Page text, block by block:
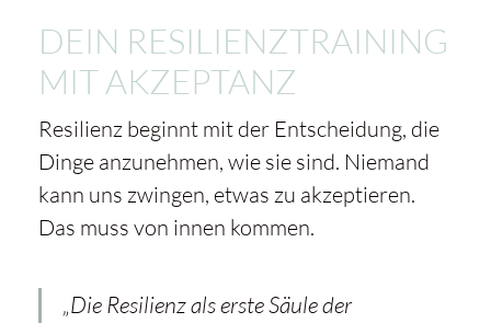
DEIN RESILIENZTRAINING
MIT AKZEPTANZ
Resilienz beginnt mit der Entscheidung, die
Dinge anzunehmen, wie sie sind. Niemand
kann uns zwingen, etwas zu akzeptieren.
Das muss von innen kommen.
„Die Resilienz als erste Säule der